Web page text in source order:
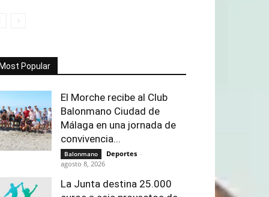
Popular
El Morche recibe al Club
Balonmano Ciudad de
Málaga en una jornada de
convivencia...
Balonmano Deportes -
agosto 8, 2026
La Junta destina 25.000